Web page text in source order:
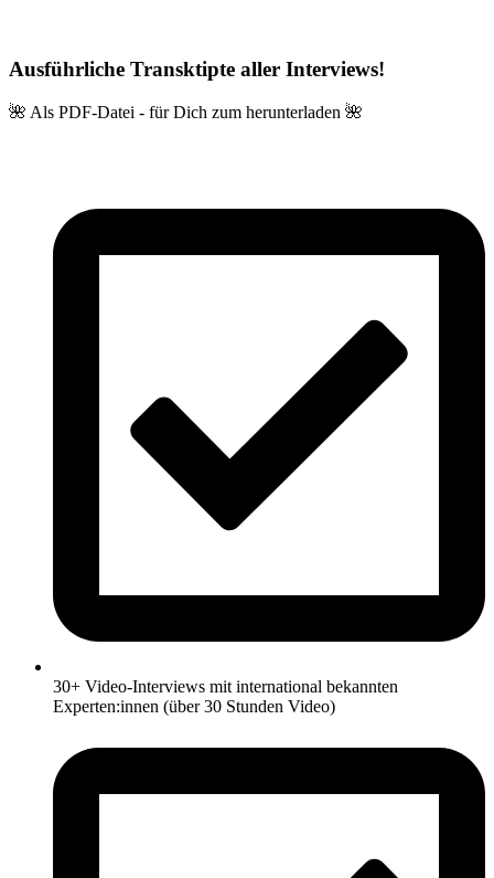
Ausführliche Transktipte aller Interviews!
🌺 Als PDF-Datei - für Dich zum herunterladen 🌺
30+ Video-Interviews mit international bekannten
Experten:innen (über 30 Stunden Video)